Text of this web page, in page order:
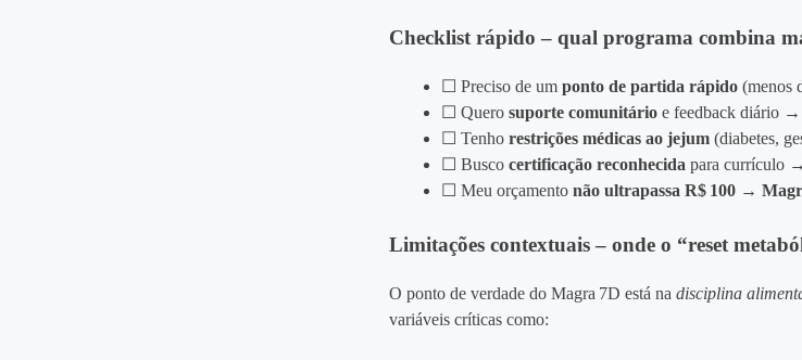
Checklist rápido – qual programa combina
☐ Preciso de umponto de partida rápido (menos
☐ Querosuporte comunitário e feedback diário
☐ Tenhorestrições médicas ao jejum (diabetes,
☐ Buscocertificação reconhecida para currículo
☐ Meu orçamentonão ultrapassa R$ 100 →
Limitações contextuais – onde o “reset
O ponto de verdade do Magra 7D está nadisciplina
variáveis críticas como: